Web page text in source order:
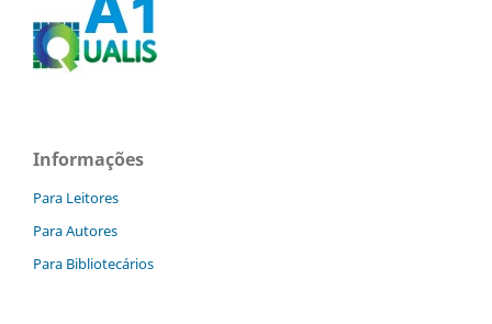
Informações
Para Leitores
Para Autores
Para Bibliotecários